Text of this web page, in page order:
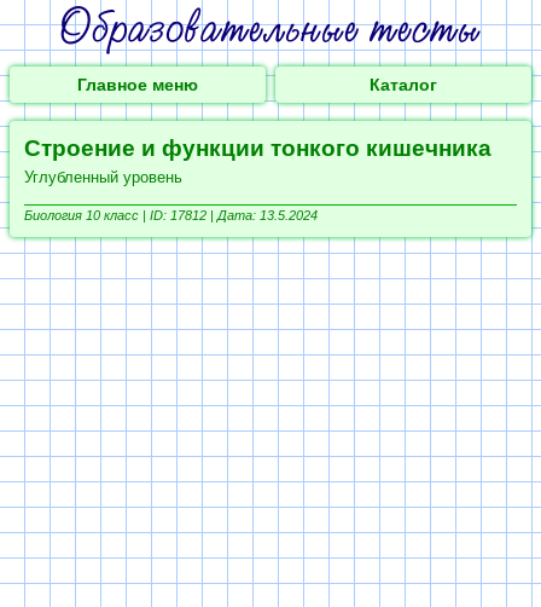
Главное меню Каталог
Строение и функции тонкого кишечника
Углубленный уровень
Биология 10 класс | ID: 17812 | Дата: 13.5.2024